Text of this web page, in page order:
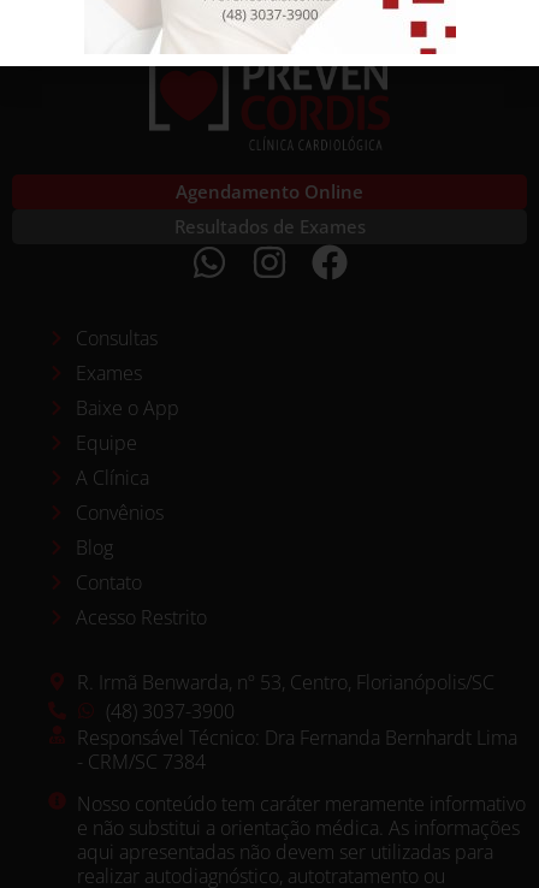
Agendamento Online
Resultados de Exames
Consultas
Exames
Baixe o App
Equipe
A Clínica
Convênios
Blog
Contato
Acesso Restrito
R. Irmã Benwarda, nº 53, Centro, Florianópolis/SC
(48) 3037-3900
Responsável Técnico: Dra Fernanda Bernhardt Lima
- CRM/SC 7384
Nosso conteúdo tem caráter meramente informativo
e não substitui a orientação médica. As informações
aqui apresentadas não devem ser utilizadas para
realizar autodiagnóstico, autotratamento ou